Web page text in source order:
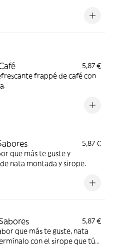
5,87 €
frappé de café con
5,87 €
que más te guste y
nata montada y sirope.
5,87 €
que más te guste, nata
con el sirope que tú